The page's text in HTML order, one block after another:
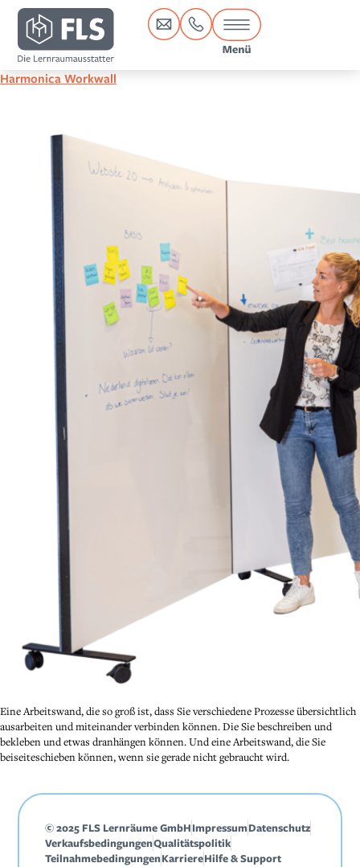
springen
Harmonica Workwall
Eine Arbeitswand, die so groß ist, dass Sie verschiedene Prozesse übersichtlich
ausarbeiten und miteinander verbinden können. Die Sie beschreiben und
bekleben und etwas dranhängen können. Und eine Arbeitswand, die Sie
beiseiteschieben können, wenn sie gerade nicht gebraucht wird.
© 2025 FLS Lernräume GmbHImpressumDatenschutz
VerkaufsbedingungenQualitätspolitik
TeilnahmebedingungenKarriereHilfe & Support